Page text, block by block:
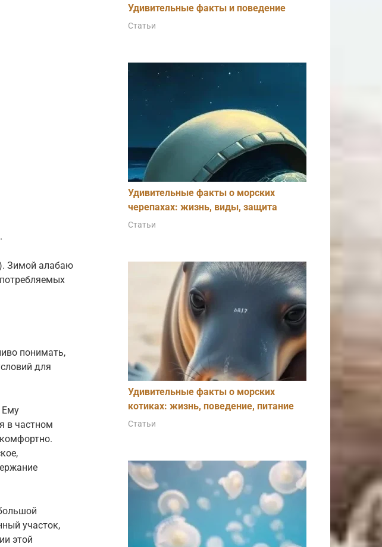
Зимой алабаю
понимать,
для
Ему
в частном
участок,
этой
Удивительные факты и поведение
Статьи
Удивительные факты о морских
черепахах: жизнь, виды, защита
Статьи
Удивительные факты о морских
котиках: жизнь, поведение, питание
Статьи